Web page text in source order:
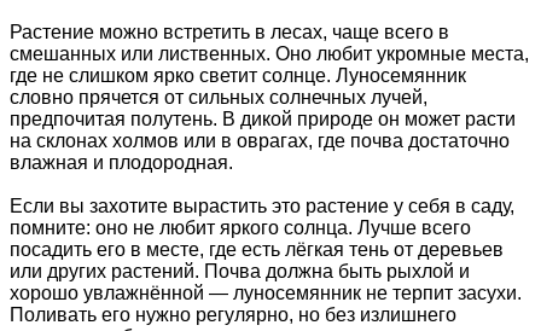
Растение можно встретить в лесах, чаще всего в
смешанных или лиственных. Оно любит укромные места,
где не слишком ярко светит солнце. Луносемянник
словно прячется от сильных солнечных лучей,
предпочитая полутень. В дикой природе он может расти
на склонах холмов или в оврагах, где почва достаточно
влажная и плодородная.
Если вы захотите вырастить это растение у себя в саду,
помните: оно не любит яркого солнца. Лучше всего
посадить его в месте, где есть лёгкая тень от деревьев
или других растений. Почва должна быть рыхлой и
хорошо увлажнённой — луносемянник не терпит засухи.
Поливать его нужно регулярно, но без излишнего